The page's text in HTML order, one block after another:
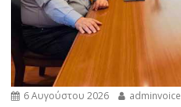
6 Αυγούστου 2026 adminvoice